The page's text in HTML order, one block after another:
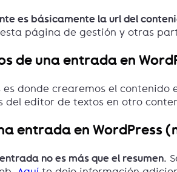
es básicamente la url del
página de gestión y otras
de una entrada en
es donde crearemos el
del editor de textos en otro
entrada en WordPress
no es más que el resumen.